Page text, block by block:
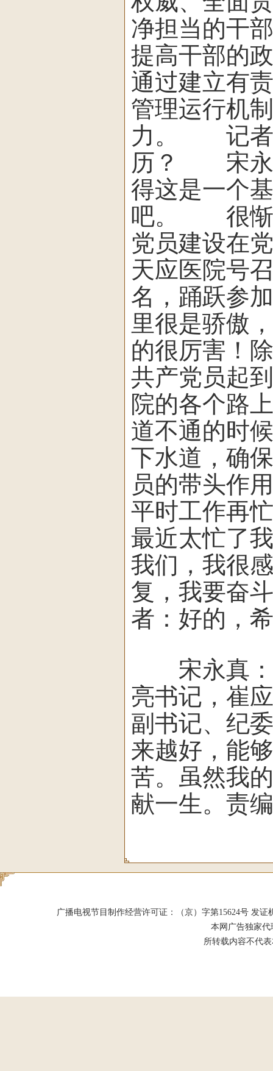
净担当的干
提高干部的
通过建立有
管理运行机
力。 记者
历？ 宋永
得这是一个
吧。 很惭
党员建设在
天应医院号
名，踊跃参
里很是骄傲
的很厉害！
共产党员起
院的各个路
道不通的时
下水道，确
员的带头作
平时工作再
最近太忙了
我们，我很
复，我要奋
者：好的，
宋永真：
亮书记，崔
副书记、纪
来越好，能
苦。虽然我
献一生。责
广播电视节目制作经营许可证：（京）字第15624号 发证
本网广告独家
所转载内容不代